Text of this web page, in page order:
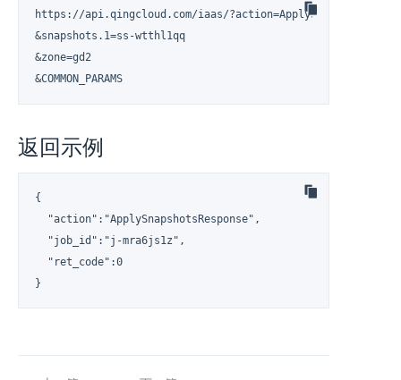
https://api.qingcloud.com/iaas/?action=ApplySnapshots
&snapshots.1=ss-wtthl1qq
&zone=gd2
&COMMON_PARAMS
返回示例
{
  "action":"ApplySnapshotsResponse",
  "job_id":"j-mra6js1z",
  "ret_code":0
}